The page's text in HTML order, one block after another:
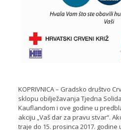
KOPRIVNICA – Gradsko društvo
sklopu obilježavanja Tjedna
Kauflandom i ove godine u
akciju „Vaš dar za pravu stvar“.
traje do 15. prosinca 2017.